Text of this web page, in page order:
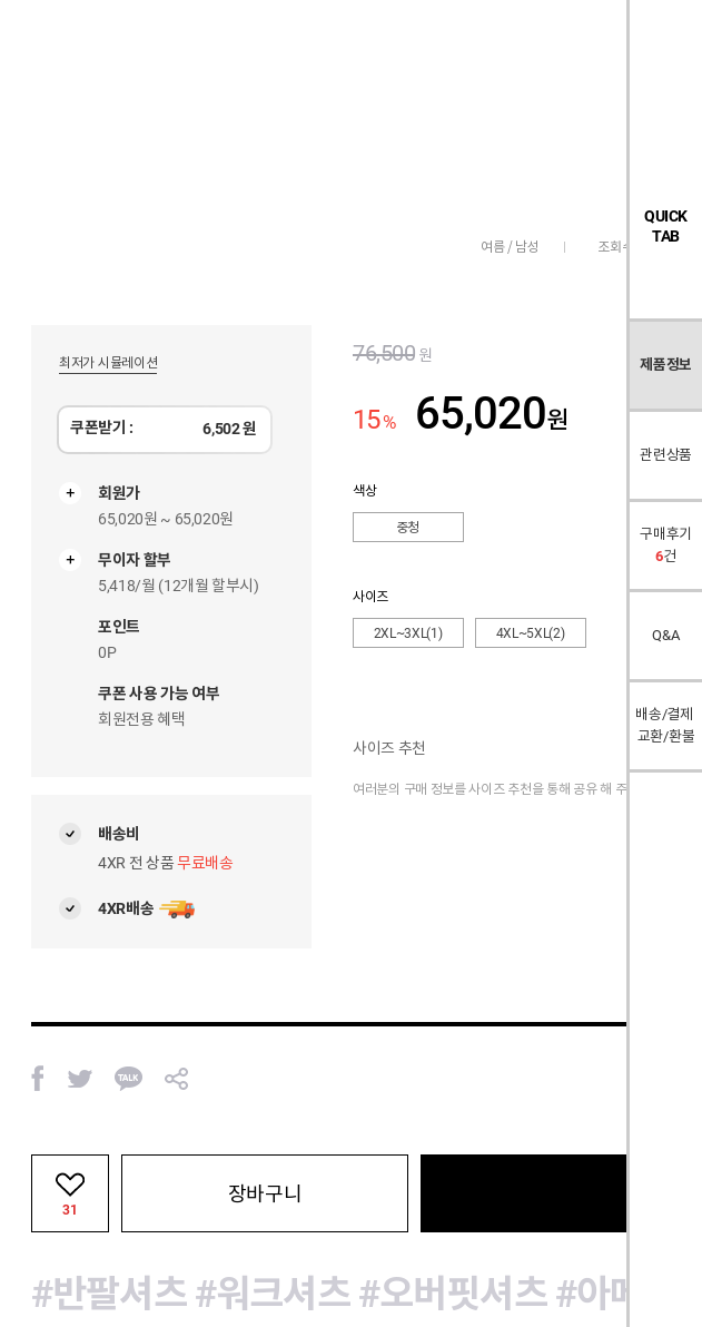
QUICK
TAB
제품정보
관련상품
구매후기
6건
Q&A
배송/결제
교환/환불
여름 / 남성 조회수 8,089
최저가 시뮬레이션
쿠폰받기 : 6,502원
회원가
65,020원 ~ 65,020원
무
무이자 할부
5,418/월 (12개월 할부시)
포인트
0P
쿠폰 사용 가능 여부
회원전용 혜택
배송비
4XR 전 상품무료배송
4XR배송
76,500 원
15% 65,020원
색상
중청
사이즈
2XL~3XL(1) 4XL~5XL(2)
사이즈 추천
여러분의 구매 정보를 사이즈 추천을 통해 공유 해 주세요.
페
이
트
위
카
카
공
유
장바구니
31
#반팔셔츠 #워크셔츠 #오버핏셔츠 #아메카